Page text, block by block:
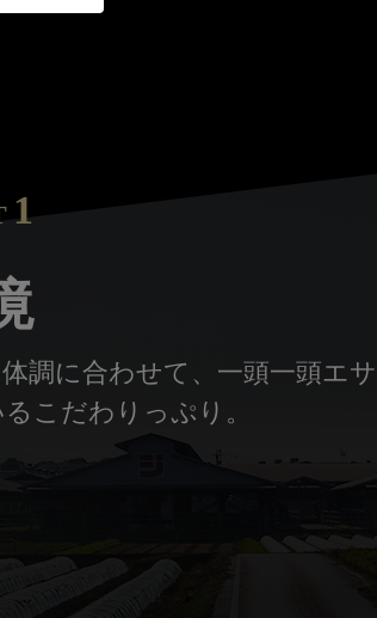
1
調に合わせて、一頭一頭エ
こだわりっぷり。